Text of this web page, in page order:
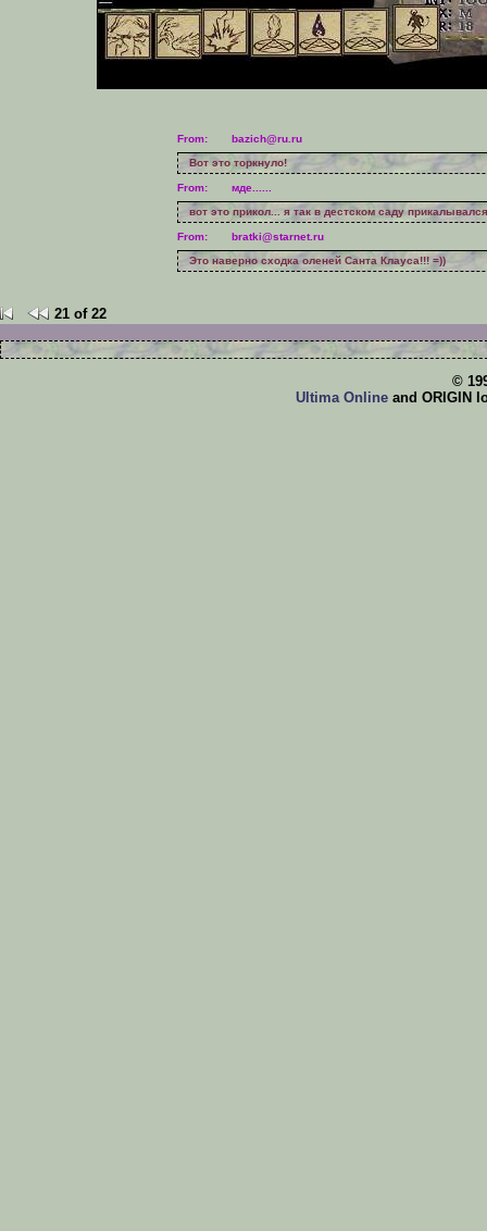
From:
bazich@ru.ru
Вот это торкнуло!
From:
мде......
вот это прикол... я так в дестском саду
From:
bratki@starnet.ru
Это наверно сходка оленей Санта Клауса!!! =))
21 of 22
©
Ultima Online and ORIGIN